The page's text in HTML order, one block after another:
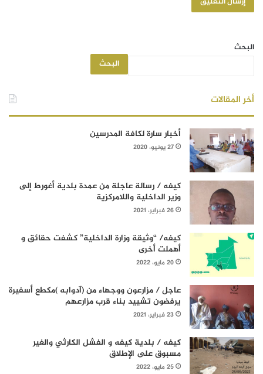
البحث
البحث
أخر المقالات
أخبار سارة لكافة المدرسين
27 يونيو، 2020
كيفه / رسالة عاجلة من عمدة بلدية أغورط إلى
وزير الداخلية واللامركزية
26 فبراير، 2021
كيفه/ “وثيقة وزارة الداخلية” كشفت حقائق و
أهملت أخرى
20 مايو، 2022
عاجل / مزارعون ووجهاء من (آدوابه )مكطع أسفيرة
يرفضون تشييد بناء قرب مزارعهم
23 فبراير، 2021
كيفه / بلدية كيفه و الفشل الكارثي والغير
مسبوق على الإطلاق
25 مايو، 2022